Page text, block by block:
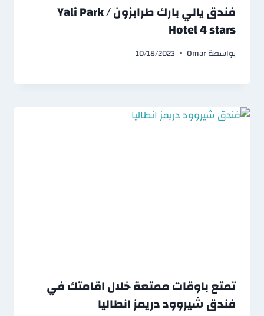
فندق يالي بارك طرابزون / Yali Park
Hotel 4 stars
بواسطةOmar
10/18/2023
تمتع باوقات ممتعة خلال اقامتك في
فندق شيروود دريمز انطاليا